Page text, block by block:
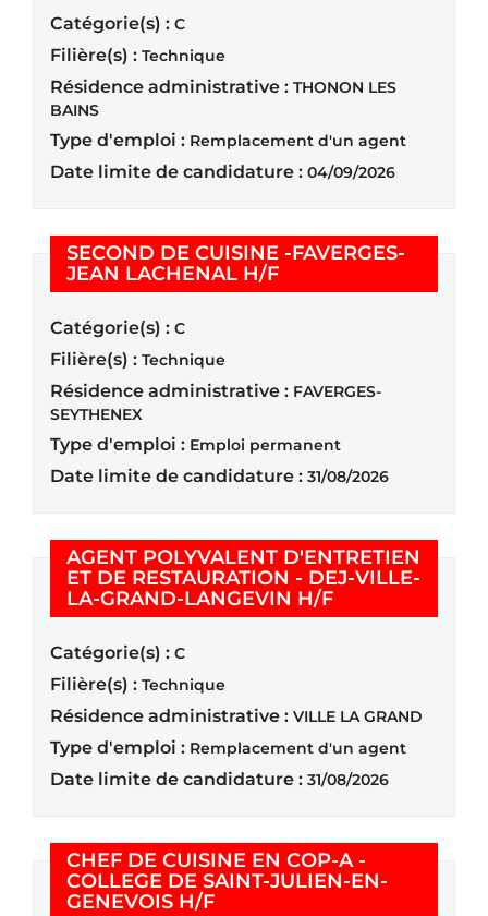
Catégorie(s) : C
Filière(s) : Technique
Résidence administrative : THONON LES
BAINS
Type d'emploi : Remplacement d'un agent
Date limite de candidature : 04/09/2026
SECOND DE CUISINE -FAVERGES-
JEAN LACHENAL H/F(Nouvelle fenêtre)
Catégorie(s) : C
Filière(s) : Technique
Résidence administrative : FAVERGES-
SEYTHENEX
Type d'emploi : Emploi permanent
Date limite de candidature : 31/08/2026
AGENT POLYVALENT D'ENTRETIEN
ET DE RESTAURATION - DEJ-VILLE-
LA-GRAND-LANGEVIN H/F(Nouvelle
Catégorie(s) : C
Filière(s) : Technique
Résidence administrative : VILLE LA GRAND
Type d'emploi : Remplacement d'un agent
Date limite de candidature : 31/08/2026
CHEF DE CUISINE EN COP-A -
COLLEGE DE SAINT-JULIEN-EN-
GENEVOIS H/F(Nouvelle fenêtre)